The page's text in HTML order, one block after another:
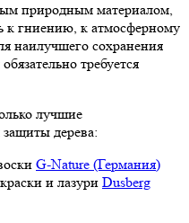
природным материалом,
к гниению, к атмосферному
наилучшего сохранения
требуется
лучшие
дерева:
G-Nature (Германия)
и лазури Dusberg